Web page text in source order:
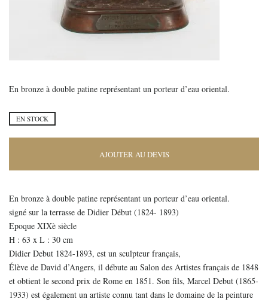
En bronze à double patine représentant un porteur d’eau oriental.
EN STOCK
AJOUTER AU DEVIS
En bronze à double patine représentant un porteur d’eau oriental.
signé sur la terrasse de Didier Début (1824- 1893)
Epoque XIXè siècle
H : 63 x L : 30 cm
Didier Debut 1824-1893, est un sculpteur français,
Élève de David d’Angers, il débute au Salon des Artistes français de 1848
et obtient le second prix de Rome en 1851. Son fils, Marcel Debut (1865-
1933) est également un artiste connu tant dans le domaine de la peinture